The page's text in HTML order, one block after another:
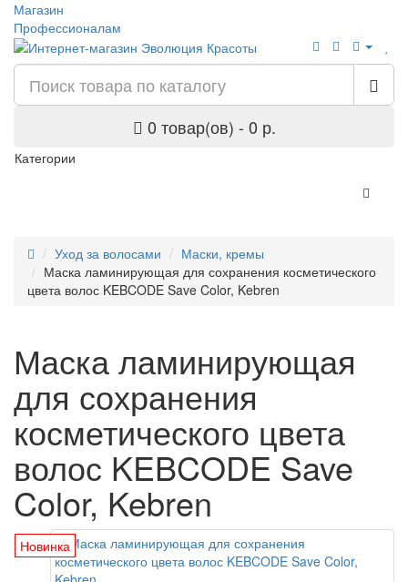
Магазин
Профессионалам
0 товар(ов) - 0 р.
Категории
Уход за волосами
Маски, кремы
Маска ламинирующая для сохранения косметического
цвета волос KEBCODE Save Color, Kebren
Маска ламинирующая
для сохранения
косметического цвета
волос KEBCODE Save
Color, Kebren
Новинка